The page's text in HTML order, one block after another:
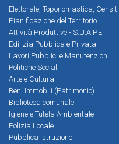
Elettorale, Toponomastica, Cens.ti
Pianificazione del Territorio
Attività Produttive - S.U.A.P.E.
Edilizia Pubblica e Privata
Lavori Pubblici e Manutenzioni
Politiche Sociali
Arte e Cultura
Beni Immobili (Patrimonio)
Biblioteca comunale
Igiene e Tutela Ambientale
Polizia Locale
Pubblica Istruzione